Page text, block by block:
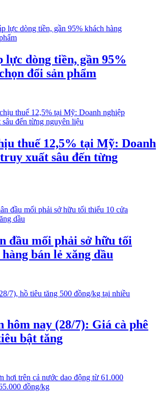
lực dòng tiền, gần 95%
đổi sản phẩm
thuế 12,5% tại Mỹ: Doanh
xuất sâu đến từng
đầu mối phải sở hữu tối
bán lẻ xăng dầu
hôm nay (28/7): Giá cà phê
bật tăng